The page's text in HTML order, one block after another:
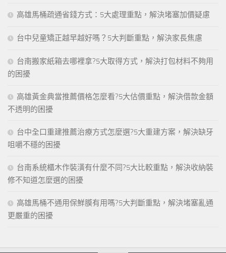
高雄馬桶疏通省錢方式：5大處理重點，解決堵塞加價疑慮
台中兒童矯正越早越好嗎？5大判斷重點，解決家長焦慮
台南搬家紙箱去哪裡拿?5大取得方式，解決打包材料不夠用
的困擾
高雄黃金典當推薦價格怎麼看?5大估價重點，解決借款金額
不透明的困擾
台中全口重建推薦治療方式怎麼選?5大重建方案，解決缺牙
咀嚼不穩的困擾
台南系統櫃木作裝潢有什麼不同?5大比較重點，解決收納裝
修不知道怎麼選的困擾
高雄馬桶不通用保鮮膜有用嗎?5大判斷重點，解決堵塞亂通
更嚴重的困擾